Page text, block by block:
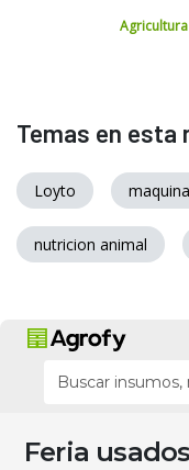
Agricultura
Temas en esta
Loyto
nutricion animal
Feria